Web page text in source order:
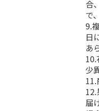
合
で
9.
日
あ
少
11.
届